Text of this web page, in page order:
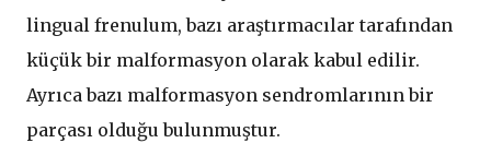
lingual frenulum, bazı araştırmacılar tarafından
küçük bir malformasyon olarak kabul edilir.
Ayrıca bazı malformasyon sendromlarının bir
parçası olduğu bulunmuştur.